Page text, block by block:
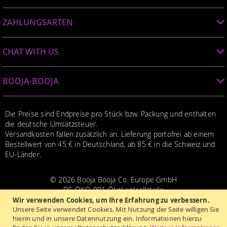
Wir verwenden Cookies, um Ihre Erfahrung zu verbessern.
Unsere Seite verwendet Cookies. Mit Nutzung der Seite willigen Sie
hierin und in unsere Datennutzung ein. Informationen hierzu
Suchen
Vertrag widerrufen
Newsletter
Booja-Playground
ZAHLUNGSARTEN
Lastschrift
Vorkasse
Rechnung(ab der 2. Bestellung)
CHAT WITH US
BOOJA-BOOJA
Datenschutz
AGB
Impressum
Die Preise sind Endpreise pro Stück bzw. Packung und enthalten
die deutsche Umsatzsteuer.
Versandkosten fallen zusätzlich an. Lieferung portofrei ab einem
Bestellwert von 45 € in Deutschland, ab 85 € in die Schweiz und
EU-Länder.
© 2026 Booja Booja Co. Europe GmbH
DE‑ÖKO‑001 Ökokontrollstelle